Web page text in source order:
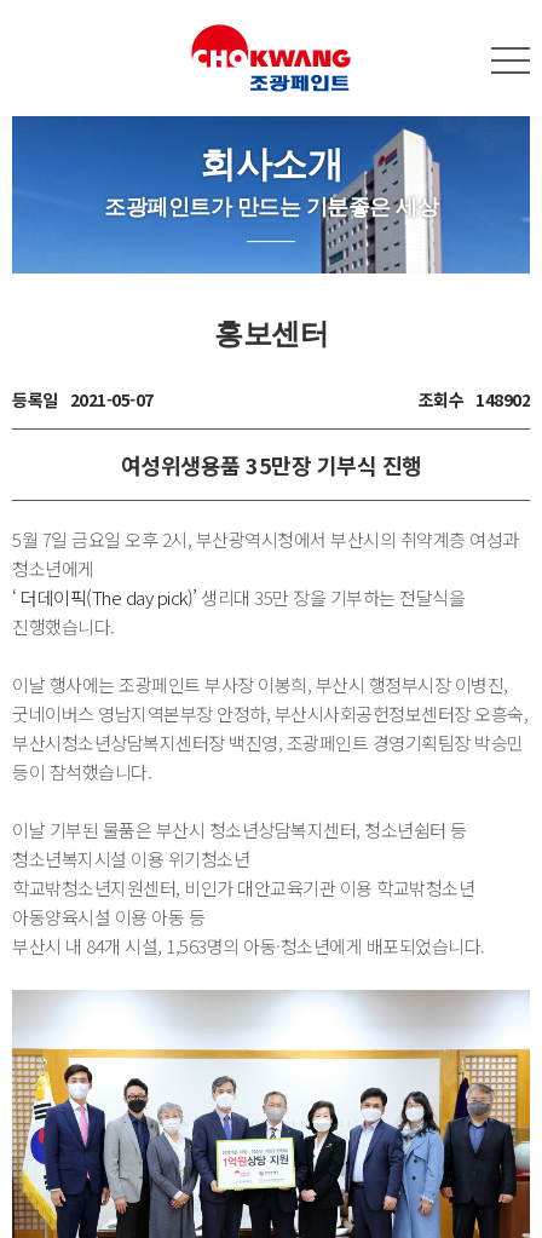
회사소개
조광페인트가 만드는 기분좋은 세상
홍보센터
등록일 2021-05-07 조회수 148902
여성위생용품 35만장 기부식 진행
5월 7일 금요일 오후 2시,부산광역시청에서 부산시의 취약계층 여성과
청소년에게
‘ 더데이픽(The day pick)’ 생리대 35만 장을 기부하는 전달식을
진행했습니다.
이날 행사에는 조광페인트 부사장 이봉희, 부산시 행정부시장 이병진,
굿네이버스 영남지역본부장 안정하, 부산시사회공헌정보센터장 오흥숙,
부산시청소년상담복지센터장 백진영, 조광페인트 경영기획팀장 박승민
등이 참석했습니다.
이날 기부된 물품은 부산시 청소년상담복지센터, 청소년쉼터 등
청소년복지시설 이용 위기청소년
학교밖청소년지원센터, 비인가 대안교육기관 이용 학교밖청소년
아동양육시설 이용 아동 등
부산시 내 84개 시설, 1,563명의 아동·청소년에게 배포되었습니다.